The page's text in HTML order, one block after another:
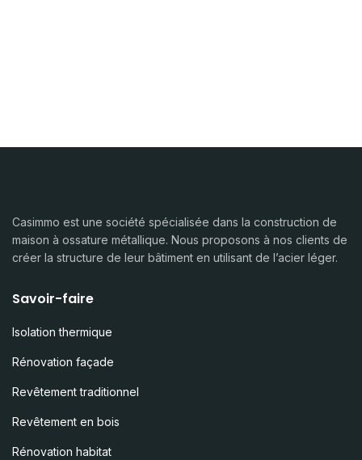
Casimmo est une société spécialisée dans la construction de
maison à ossature métallique. Nous proposons à nos clients de
créer la structure de leur bâtiment en utilisant de l’acier léger.
Savoir-faire
Isolation thermique
Rénovation façade
Revêtement traditionnel
Revêtement en bois
Rénovation habitat